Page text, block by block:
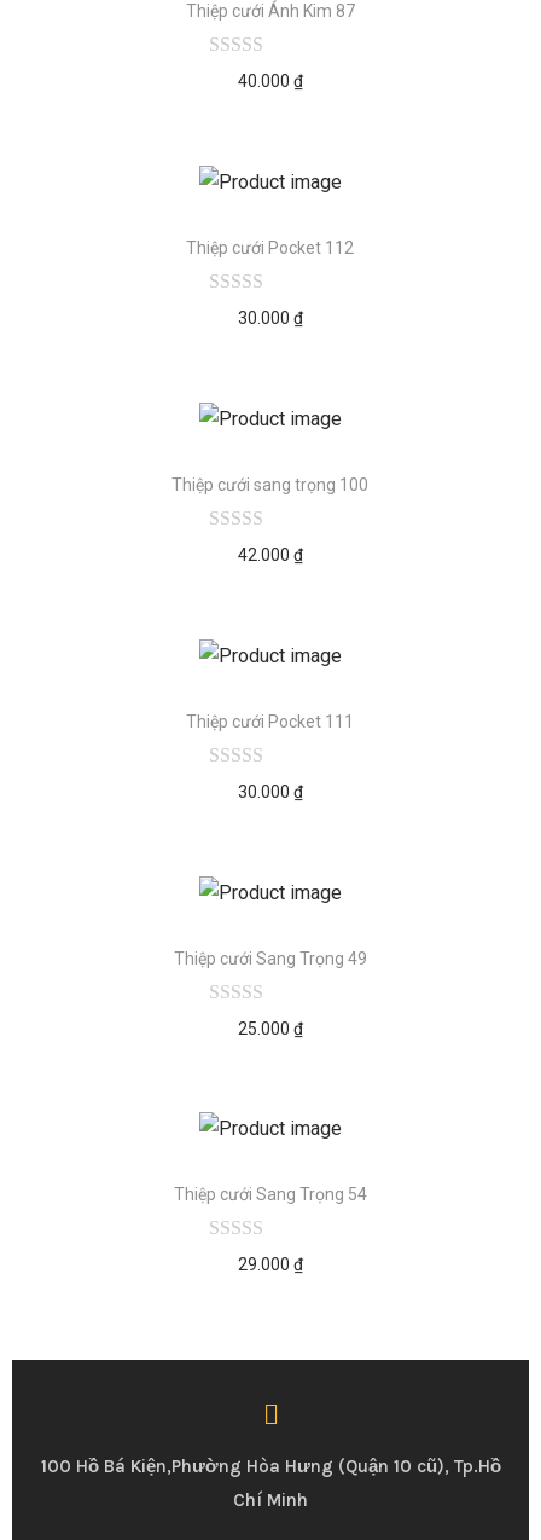
Thiệp cưới Ánh Kim 87
40.000 ₫
Thiệp cưới Pocket 112
30.000 ₫
Thiệp cưới sang trọng 100
42.000 ₫
Thiệp cưới Pocket 111
30.000 ₫
Thiệp cưới Sang Trọng 49
25.000 ₫
Thiệp cưới Sang Trọng 54
29.000 ₫
100 Hồ Bá Kiện,Phường Hòa Hưng (Quận 10 cũ), Tp.Hồ
Chí Minh